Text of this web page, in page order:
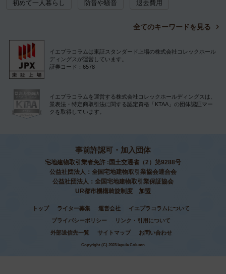
初めて一人暮らし 防音や騒音 退去費用
全てのキーワードを見る
イエプラコラムは東証スタンダード上場の株式会社コレックホール
ディングスが運営しています。
証券コード：6578
イエプラコラムを運営する株式会社コレックホールディングスは、
景表法・特定商取引法に関する認定資格「KTAA」の団体認証マー
クを取得しています。
事前許認可・加入団体
宅地建物取引業者免許 :国土交通省（2）第9288号
公益社団法人：全国宅地建物取引業協会連合会
公益社団法人：全国宅地建物取引業保証協会
UR都市機構斡旋制度 加盟
トップ ライター募集 運営会社
イエプラコラムについて
プライバシーポリシー
リンク・引用について
外部送信先一覧
サイトマップ お問い合わせ
Copyright (C) 2023 Iepula Column